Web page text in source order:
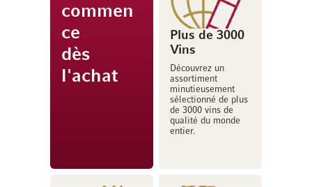
commen
ce
dès
l'achat
Plus de 3000
Vins
Découvrez un
assortiment
minutieusement
sélectionné de plus
de 3000 vins de
qualité du monde
entier.